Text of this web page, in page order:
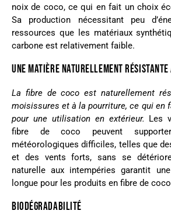
noix de coco, ce qui en fait un choix
Sa production nécessitant peu
ressources que les matériaux
carbone est relativement faible.
UNE MATIÈRE NATURELLEMENT
La fibre de coco est naturellement
moisissures et à la pourriture, ce qui en
pour une utilisation en extérieur. Les
fibre de coco peuvent
météorologiques difficiles, telles que
et des vents forts, sans se
naturelle aux intempéries garantit
longue pour les produits en fibre de
BIODÉGRADABILITÉ